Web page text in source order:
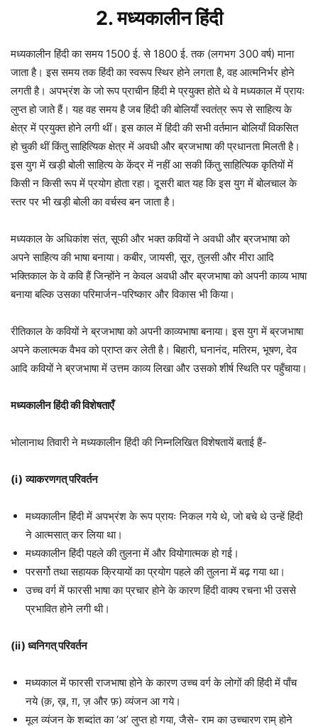
2. मध्यकालीन हिंदी
मध्यकालीन हिंदी का समय 1500 ई. से 1800 ई. तक (लगभग 300 वर्ष) माना
जाता है। इस समय तक हिंदी का स्वरूप स्थिर होने लगता है, वह आत्मनिर्भर होने
लगती है। अपभ्रंश के जो रूप प्राचीन हिंदी मे प्रयुक्त होते थे वे मध्यकाल में प्रायः
लुप्त हो जाते हैं। यह वह समय है जब हिंदी की बोलियाँ स्वतंत्र रूप से साहित्य के
क्षेत्र में प्रयुक्त होने लगी थीं। इस काल में हिंदी की सभी वर्तमान बोलियाँ विकसित
हो चुकी थीं किंतु साहित्यिक क्षेत्र में अवधी और ब्रजभाषा की प्रधानता मिलती है।
इस युग में खड़ी बोली साहित्य के केंद्र में नहीं आ सकी किंतु साहित्यिक कृतियों में
किसी न किसी रूप में प्रयोग होता रहा। दूसरी बात यह कि इस युग में बोलचाल के
स्तर पर भी खड़ी बोली का वर्चस्व बन जाता है।
मध्यकाल के अधिकांश संत, सूफी और भक्त कवियों ने अवधी और ब्रजभाषा को
अपने साहित्य की भाषा बनाया। कबीर, जायसी, सूर, तुलसी और मीरा आदि
भक्तिकाल के वे कवि हैं जिन्होंने न केवल अवधी और ब्रजभाषा को अपनी काव्य भाषा
बनाया बल्कि उसका परिमार्जन-परिष्कार और विकास भी किया।
रीतिकाल के कवियों ने ब्रजभाषा को अपनी काव्यभाषा बनाया। इस युग में ब्रजभाषा
अपने कलात्मक वैभव को प्राप्त कर लेती है। बिहारी, घनानंद, मतिरम, भूषण, देव
आदि कवियों ने ब्रजभाषा में उत्तम काव्य लिखा और उसको शीर्ष स्थिति पर पहुँचाया।
मध्यकालीन हिंदी की विशेषताएँ
भोलानाथ तिवारी ने मध्यकालीन हिंदी की निम्नलिखित विशेषतायें बताई हैं-
(i) व्याकरणगत् परिवर्तन
मध्यकालीन हिंदी में अपभ्रंश के रूप प्रायः निकल गये थे, जो बचे थे उन्हें हिंदी
ने आत्मसात् कर लिया था।
मध्यकालीन हिंदी पहले की तुलना में और वियोगात्मक हो गई।
परसर्गो तथा सहायक क्रियायों का प्रयोग पहले की तुलना में बढ़ गया था।
उच्च वर्ग में फारसी भाषा का प्रचार होने के कारण हिंदी वाक्य रचना भी उससे
प्रभावित होने लगी थी।
(ii) ध्वनिगत् परिवर्तन
मध्यकाल में फारसी राजभाषा होने के कारण उच्च वर्ग के लोगों की हिंदी में पाँच
नये (क़, ख़, ग़, ज़ और फ़) व्यंजन आ गये।
मूल व्यंजन के शब्दांत का ‘अ’ लुप्त हो गया, जैसे- राम का उच्चारण राम् होने